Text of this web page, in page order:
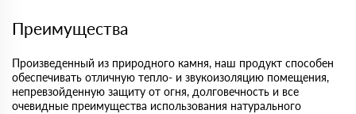
Преимущества
Произведенный из природного камня, наш продукт способен
обеспечивать отличную тепло- и звукоизоляцию помещения,
непревзойденную защиту от огня, долговечность и все
очевидные преимущества использования натурального